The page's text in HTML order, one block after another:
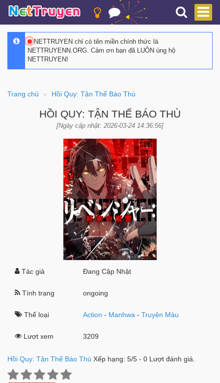
NETTRUYEN chỉ có tên miền chính thức là
NETTRUYENN.ORG. Cảm ơn bạn đã LUÔN ủng hộ
NETTRUYEN!
Trang chủ Hồi Quy: Tận Thế Báo Thù
HỒI QUY: TẬN THẾ BÁO THÙ
[Ngày cập nhật: 2026-03-24 14:36:56]
Tác giả Đang Cập Nhật
Tình trạng ongoing
Thể loại Action - Manhwa -Truyện Màu
Lượt xem 3209
Hồi Quy: Tận Thế Báo Thù Xếp hạng: 5/5 - 0 Lượt đánh giá.